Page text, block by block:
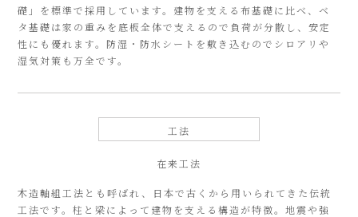
礎」を標準で採用しています。建物を支える布基礎に比べ、ベ
タ基礎は家の重みを底板全体で支えるので負荷が分散し、安定
性にも優れます。防湿・防水シートを敷き込むのでシロアリや
湿気対策も万全です。
工法
在来工法
木造軸組工法とも呼ばれ、日本で古くから用いられてきた伝統
工法です。柱と梁によって建物を支える構造が特徴。地震や強